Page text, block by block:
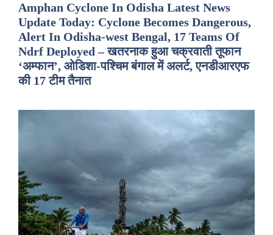
Amphan Cyclone In Odisha Latest News
Update Today: Cyclone Becomes Dangerous,
Alert In Odisha-west Bengal, 17 Teams Of
Ndrf Deployed – खतरनाक हुआ चक्रवाती तूफान
‘अम्फान’, ओडिशा-पश्चिम बंगाल में अलर्ट, एनडीआरएफ
की 17 टीम तैनात